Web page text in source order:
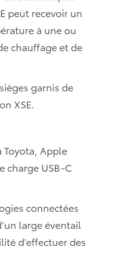
peut recevoir un
à une ou
chauffage et de
garnis de
XSE.
Toyota, Apple
charge USB-C
connectées
large éventail
d’effectuer des